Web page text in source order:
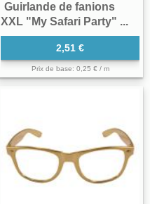
Guirlande de fanions
XXL "My Safari Party" ...
2,51 €
Prix de base: 0,25 € / m